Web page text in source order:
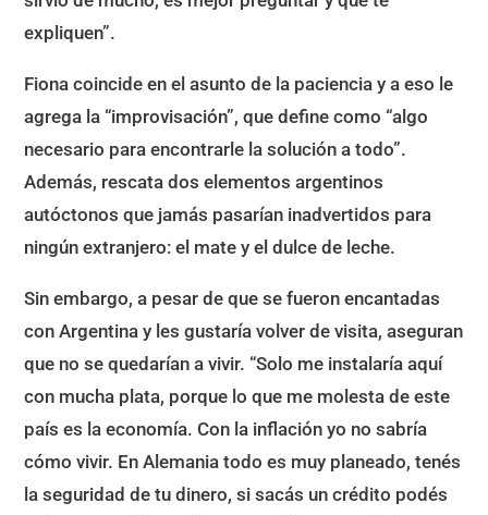
expliquen”.
Fiona coincide en el asunto de la paciencia y a eso le
agrega la “improvisación”, que define como “algo
necesario para encontrarle la solución a todo”.
Además, rescata dos elementos argentinos
autóctonos que jamás pasarían inadvertidos para
ningún extranjero: el mate y el dulce de leche.
Sin embargo, a pesar de que se fueron encantadas
con Argentina y les gustaría volver de visita, aseguran
que no se quedarían a vivir. “Solo me instalaría aquí
con mucha plata, porque lo que me molesta de este
país es la economía. Con la inflación yo no sabría
cómo vivir. En Alemania todo es muy planeado, tenés
la seguridad de tu dinero, si sacás un crédito podés